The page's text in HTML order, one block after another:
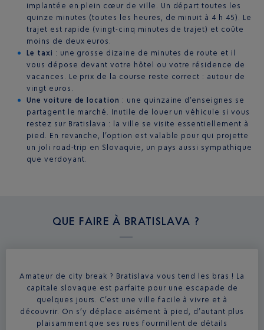
implantée en plein cœur de ville. Un départ toutes les
quinze minutes (toutes les heures, de minuit à 4 h 45). Le
trajet est rapide (vingt-cinq minutes de trajet) et coûte
moins de deux euros.
Le taxi : une grosse dizaine de minutes de route et il
vous dépose devant votre hôtel ou votre résidence de
vacances. Le prix de la course reste correct : autour de
vingt euros.
Une voiture de location : une quinzaine d’enseignes se
partagent le marché. Inutile de louer un véhicule si vous
restez sur Bratislava : la ville se visite essentiellement à
pied. En revanche, l’option est valable pour qui projette
un joli road-trip en Slovaquie, un pays aussi sympathique
que verdoyant.
QUE FAIRE À BRATISLAVA ?
Amateur de city break ? Bratislava vous tend les bras ! La
capitale slovaque est parfaite pour une escapade de
quelques jours. C’est une ville facile à vivre et à
découvrir. On s’y déplace aisément à pied, d’autant plus
plaisamment que ses rues fourmillent de détails